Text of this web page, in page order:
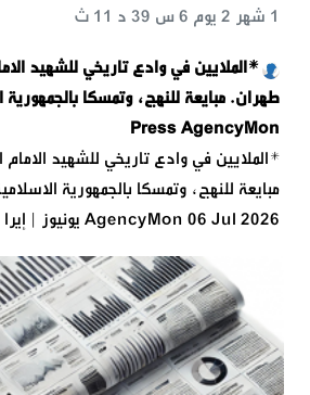
*الملايين في وادع تاريخي للشهيد
Press Agency Mon
1 شهر 2 يوم 6 س 39 د 11 ث
*الملايين في وادع تاريخي للشهيد
Agency Mon 06 Jul 2026 يونيوز | إيرا